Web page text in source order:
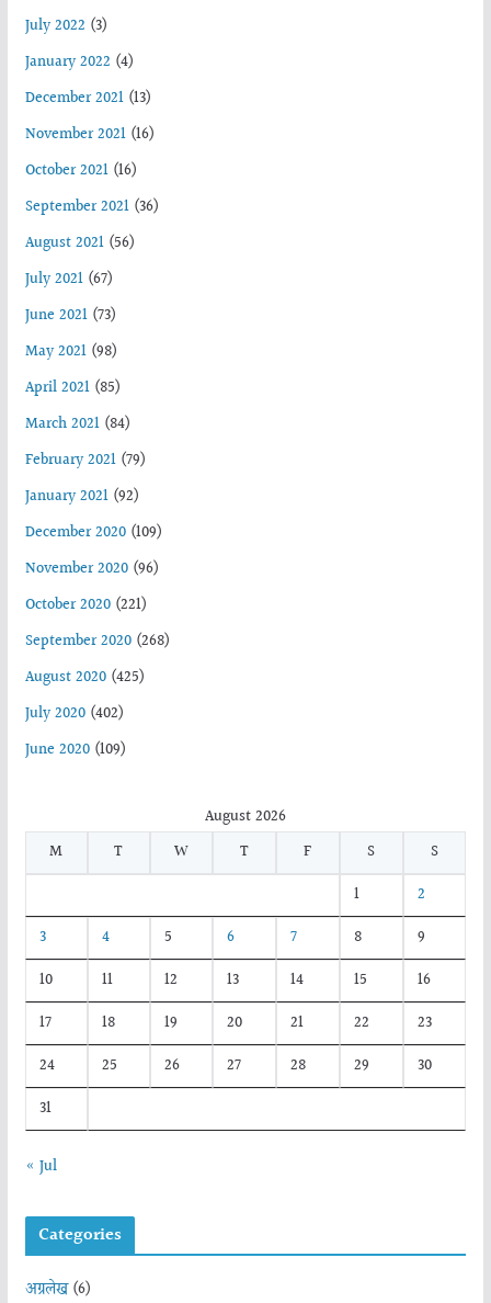
July 2022 (3)
January 2022 (4)
December 2021(13)
November 2021(16)
October 2021(16)
September 2021(36)
August 2021(56)
July 2021(67)
June 2021(73)
May 2021(98)
April 2021(85)
March 2021(84)
February 2021(79)
January 2021(92)
December 2020(109)
November 2020(96)
October 2020(221)
September 2020(268)
August 2020(425)
July 2020(402)
June 2020(109)
August 2026
M
T W T F S
S
1
2
3
4 5 6 7 8
9
10
11 12 13 14 15
16
17
18 19 20 21 22
23
24
25 26 27 28 29
30
31
« Jul
Categories
अग्रलेख(6)